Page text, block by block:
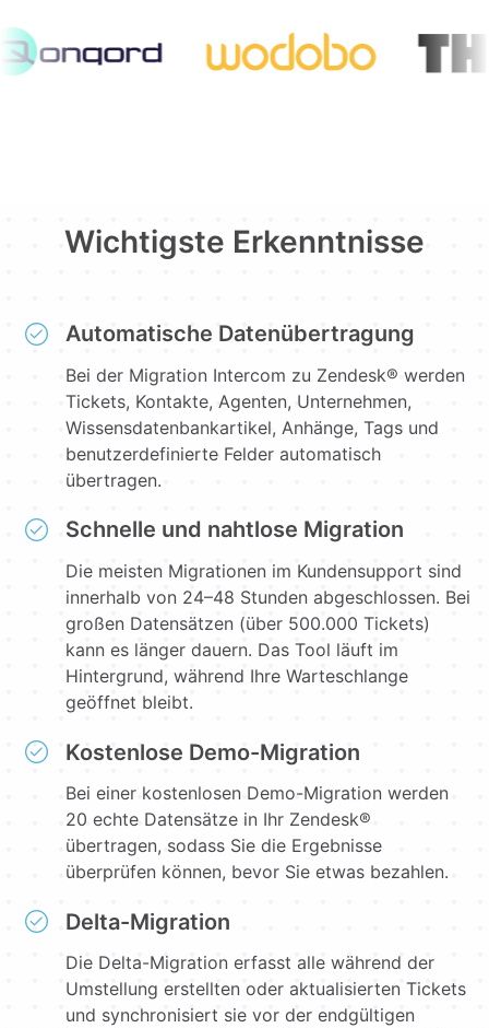
Wichtigste Erkenntnisse
Automatische Datenübertragung
Bei der Migration Intercom zu Zendesk® werden
Tickets, Kontakte, Agenten, Unternehmen,
Wissensdatenbankartikel, Anhänge, Tags und
benutzerdefinierte Felder automatisch
übertragen.
Schnelle und nahtlose Migration
Die meisten Migrationen im Kundensupport sind
innerhalb von 24–48 Stunden abgeschlossen. Bei
großen Datensätzen (über 500.000 Tickets)
kann es länger dauern. Das Tool läuft im
Hintergrund, während Ihre Warteschlange
geöffnet bleibt.
Kostenlose Demo-Migration
Bei einer kostenlosen Demo-Migration werden
20 echte Datensätze in Ihr Zendesk®
übertragen, sodass Sie die Ergebnisse
überprüfen können, bevor Sie etwas bezahlen.
Delta-Migration
Die Delta-Migration erfasst alle während der
Umstellung erstellten oder aktualisierten Tickets
und synchronisiert sie vor der endgültigen